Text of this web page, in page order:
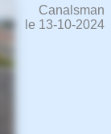
Canalsman
le 13-10-2024